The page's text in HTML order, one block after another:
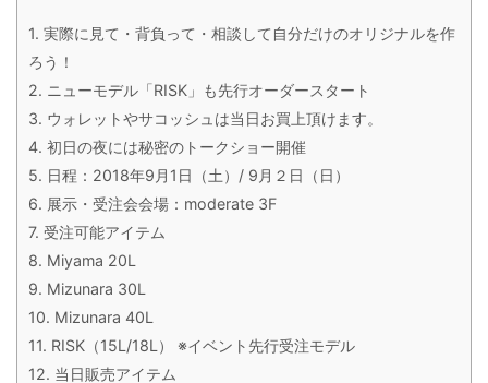
1. 実際に見て・背負って・相談して自分だけのオリジナルを作
ろう！
2. ニューモデル「RISK」も先行オーダースタート
3. ウォレットやサコッシュは当日お買上頂けます。
4. 初日の夜には秘密のトークショー開催
5. 日程：2018年9月1日（土）/ 9月２日（日）
6. 展示・受注会会場：moderate 3F
7. 受注可能アイテム
8. Miyama 20L
9. Mizunara 30L
10. Mizunara 40L
11. RISK（15L/18L） ※イベント先行受注モデル
12. 当日販売アイテム